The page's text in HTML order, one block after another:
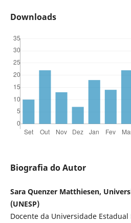
Downloads
Biografia do Autor
Sara Quenzer Matthiesen,
(UNESP)
Docente da Universidade Estadual